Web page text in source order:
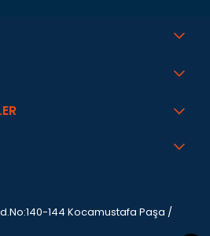
144 Kocamustafa Paşa /